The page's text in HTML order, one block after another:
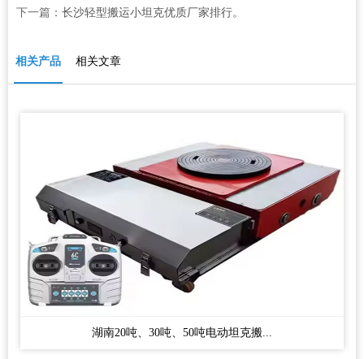
下一篇： 长沙轻型搬运小坦克优质厂家排行。
相关产品 相关文章
湖南20吨、30吨、50吨电动坦克搬...